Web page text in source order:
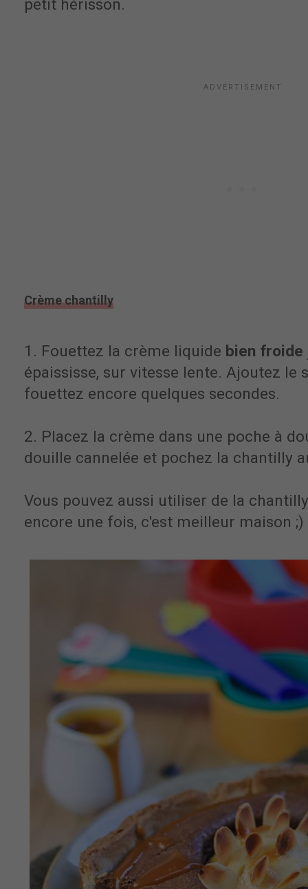
petit hérisson.
Crème chantilly
1. Fouettez la crème liquide bien froide
épaississe, sur vitesse lente. Ajoutez le
fouettez encore quelques secondes.
2. Placez la crème dans une poche à
douille cannelée et pochez la chantilly
Vous pouvez aussi utiliser de la
encore une fois, c'est meilleur maison ;)